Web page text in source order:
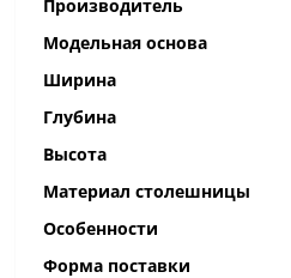
Производитель
Модельная основа
Ширина
Глубина
Высота
Материал столешницы
Особенности
Форма поставки